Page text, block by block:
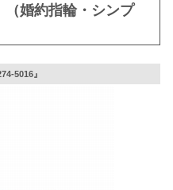
婚約指輪・シンプ
5016』